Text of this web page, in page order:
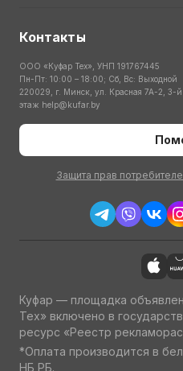
Контакты
ООО «Куфар Тех», УНП 191767445
Пн-Пт: 10:00 – 18:00; Сб, Вс: Выходной
220029, г. Минск, ул. Красная 7А-2, 3-й
этаж help@kufar.by
Защита прав
Куфар — площадка
Тех» включено в
ресурс «Реестр
*Оплата производится в
НБ РБ.